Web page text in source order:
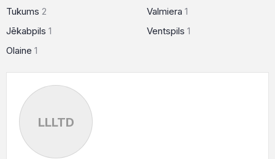
Tukums 2
Jēkabpils 1
Olaine 1
Valmiera 1
Ventspils 1
LLLTD